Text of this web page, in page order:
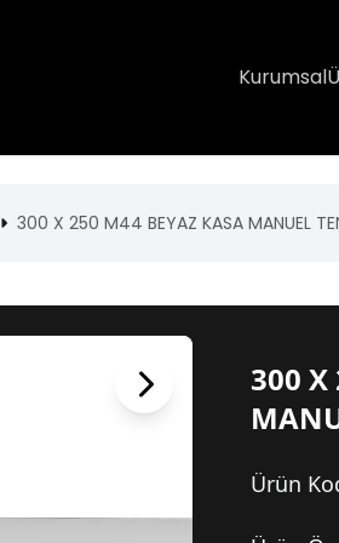
Kurumsal
300 X 250 M44 BEYAZ KASA MANUEL
300 X
Ürün